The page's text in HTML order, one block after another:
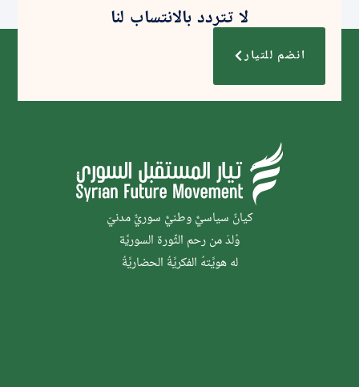
لا تتردد بالانتساب لنا
انضم للتيار
كيانٌ سياسيٌّ وطنيٌّ سوريٌّ مدنيّ
وُلدَ من رحم الثَّورة السوريَّة
له هويَّتهُ الفكريَّةُ الحضاريَّةُ